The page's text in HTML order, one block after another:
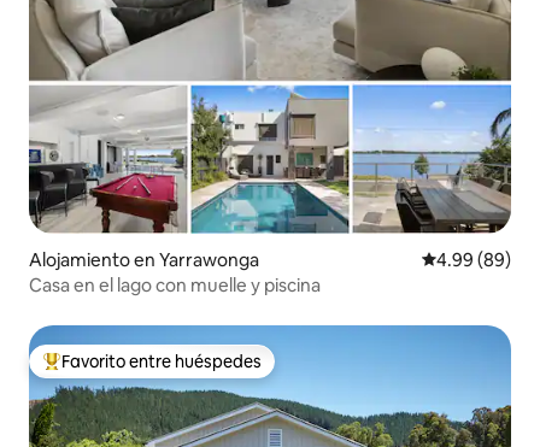
Alojamiento en Yarrawonga Calificación
4.99 (89)
Casa en el lago con muelle y piscina
Favorito entre huéspedes preferido
Favorito entre huéspedes